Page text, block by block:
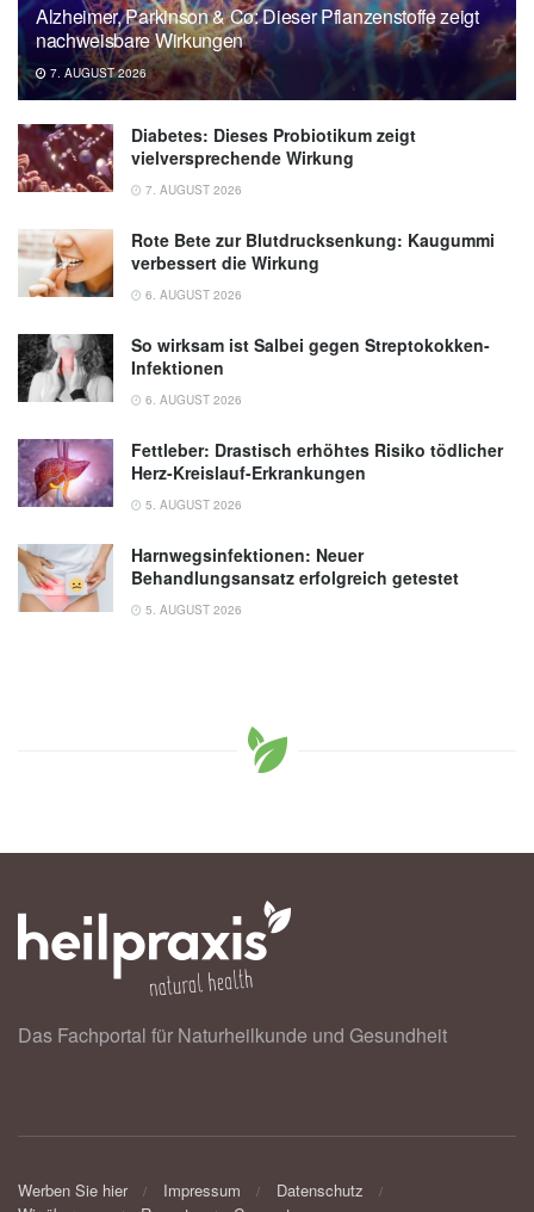
Alzheimer, Parkinson & Co: Dieser Pflanzenstoffe zeigt
nachweisbare Wirkungen
7. AUGUST 2026
Diabetes: Dieses Probiotikum zeigt
vielversprechende Wirkung
7. AUGUST 2026
Rote Bete zur Blutdrucksenkung: Kaugummi
verbessert die Wirkung
6. AUGUST 2026
So wirksam ist Salbei gegen Streptokokken-
Infektionen
6. AUGUST 2026
Fettleber: Drastisch erhöhtes Risiko tödlicher
Herz-Kreislauf-Erkrankungen
5. AUGUST 2026
Harnwegsinfektionen: Neuer
Behandlungsansatz erfolgreich getestet
5. AUGUST 2026
Das Fachportal für Naturheilkunde und Gesundheit
Werben Sie hier Impressum
Datenschutz